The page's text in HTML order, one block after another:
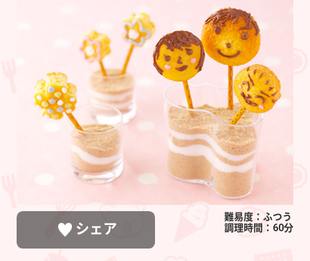
シェア
難易度：ふつう
調理時間：60分